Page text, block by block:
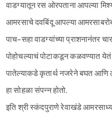
वाडग्यातून रस ओरपताना आपल्या
आमरसाचे दवबिंदू आपल्या
पाच-सहा वाडग्यांच्या प्राशनानंतर
पोहोचल्याचं पोटाकडून कळवण्यात
पातेल्याकडे कृतार्थ नजरेने बघत आणि
हा सोहळा संपन्न होतो.
इति श्री स्कंदपुराणे रेवाखंडे